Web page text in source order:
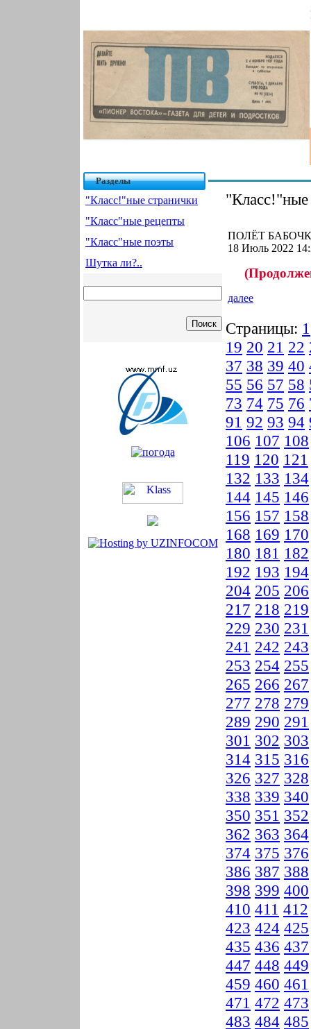
Разделы
"Класс!"ные странички
"Класс"ные рецепты
"Класс"ные поэты
Шутка ли?..
"Класс!"ные
ПОЛЁТ
18 Июль 2022
далее
Страницы: 1
19 20 21 22
37 38 39 40
55 56 57 58
73 74 75 76
91 92 93 94
106 107 108
119 120 121
132 133 134
144 145 146
156 157 158
168 169 170
180 181 182
192 193 194
204 205 206
217 218 219
229 230 231
241 242 243
253 254 255
265 266 267
277 278 279
289 290 291
301 302 303
314 315 316
326 327 328
338 339 340
350 351 352
362 363 364
374 375 376
386 387 388
398 399 400
410 411 412
423 424 425
435 436 437
447 448 449
459 460 461
471 472 473
483 484 485